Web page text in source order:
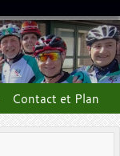
Contact et Plan